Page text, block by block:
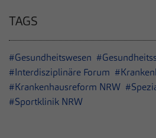
TAGS
#Gesundheitswesen
#Interdisziplinäre Forum
#Krankenhausreform NRW
#Sportklinik NRW